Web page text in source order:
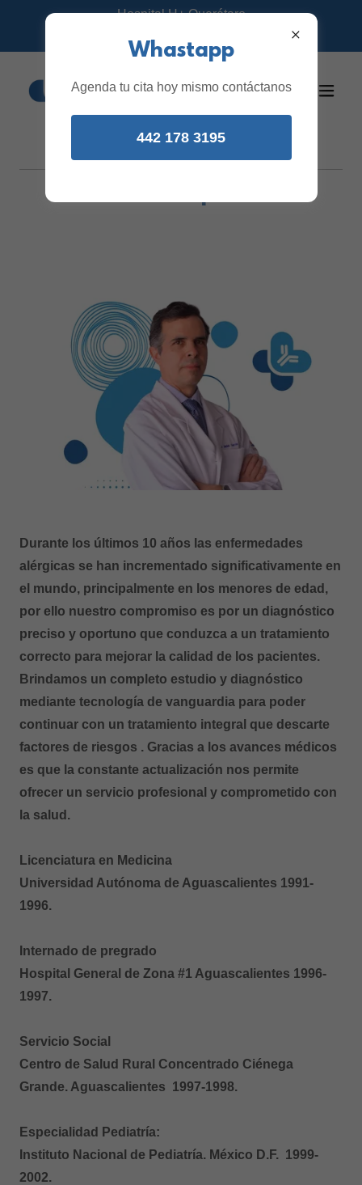
Hospital H+ Querétaro
Citas: 442 295 0186
Dr. Daniel Alberto
Durante los últimos 10 años las enfermedades
alérgicas se han incrementado significativamente en
el mundo, principalmente en los menores de edad,
por ello nuestro compromiso es por un diagnóstico
preciso y oportuno que conduzca a un tratamiento
correcto para mejorar la calidad de los pacientes.
Brindamos un completo estudio y diagnóstico
mediante tecnología de vanguardia para poder
continuar con un tratamiento integral que descarte
factores de riesgos . Gracias a los avances médicos
es que la constante actualización nos permite
ofrecer un servicio profesional y comprometido con
la salud.
Licenciatura en Medicina
Universidad Autónoma de Aguascalientes 1991-
1996.
Internado de pregrado
Hospital General de Zona #1 Aguascalientes 1996-
1997.
Servicio Social
Centro de Salud Rural Concentrado Ciénega
Grande. Aguascalientes 1997-1998.
Especialidad Pediatría:
Instituto Nacional de Pediatría. México D.F. 1999-
2002.
Whastapp
Agenda tu cita hoy mismo contáctanos
442 178 3195